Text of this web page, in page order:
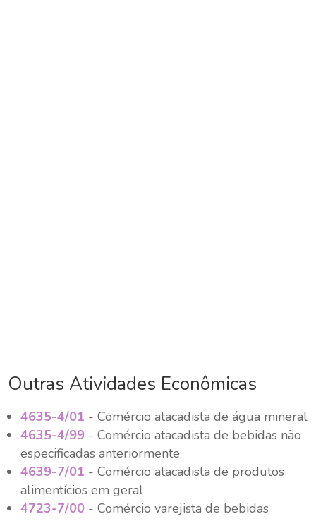
Outras Atividades Econômicas
4635-4/01 - Comércio atacadista de água mineral
4635-4/99 - Comércio atacadista de bebidas não
especificadas anteriormente
4639-7/01 - Comércio atacadista de produtos
alimentícios em geral
4723-7/00 - Comércio varejista de bebidas